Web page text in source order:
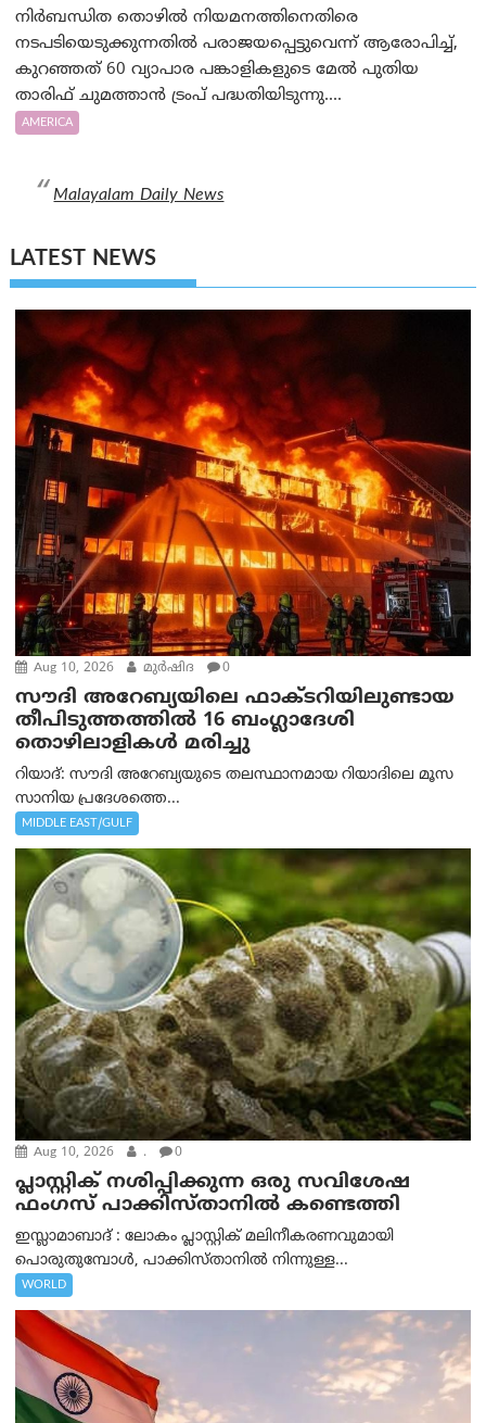
നിർബന്ധിത തൊഴിൽ നിയമനത്തിനെതിരെ
നടപടിയെടുക്കുന്നതിൽ പരാജയപ്പെട്ടുവെന്ന് ആരോപിച്ച്,
കുറഞ്ഞത് 60 വ്യാപാര പങ്കാളികളുടെ മേൽ പുതിയ
താരിഫ് ചുമത്താൻ ട്രം‌പ് പദ്ധതിയിടുന്നു....
AMERICA
Malayalam Daily News
LATEST NEWS
Aug 10, 2026 മുര്‍ഷിദ 0
സൗദി അറേബ്യയിലെ ഫാക്ടറിയിലുണ്ടായ
തീപിടുത്തത്തിൽ 16 ബംഗ്ലാദേശി
തൊഴിലാളികൾ മരിച്ചു
റിയാദ്: സൗദി അറേബ്യയുടെ തലസ്ഥാനമായ റിയാദിലെ മൂസ
സാനിയ പ്രദേശത്തെ...
MIDDLE EAST/GULF
Aug 10, 2026 . 0
പ്ലാസ്റ്റിക് നശിപ്പിക്കുന്ന ഒരു സവിശേഷ
ഫംഗസ് പാക്കിസ്താനിൽ കണ്ടെത്തി
ഇസ്ലാമാബാദ് : ലോകം പ്ലാസ്റ്റിക് മലിനീകരണവുമായി
പൊരുതുമ്പോൾ, പാക്കിസ്താനിൽ നിന്നുള്ള...
WORLD